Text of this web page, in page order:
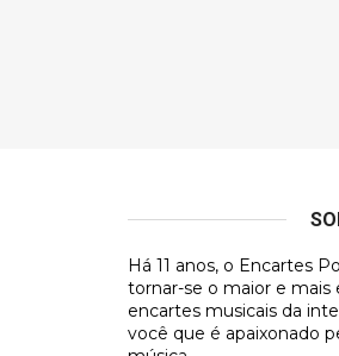
Há 11 anos, o Encartes
tornar-se o maior e mais
encartes musicais da
você que é apaixonado